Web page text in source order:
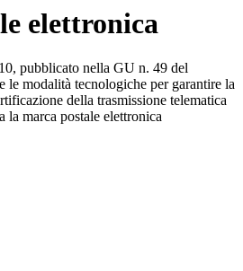
elettronica
pubblicato nella GU n. 49 del
le modalità tecnologiche per garantire la
della trasmissione telematica
la marca postale elettronica